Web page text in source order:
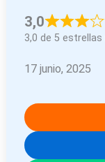
3,0
3,0 de 5
17 junio, 2025